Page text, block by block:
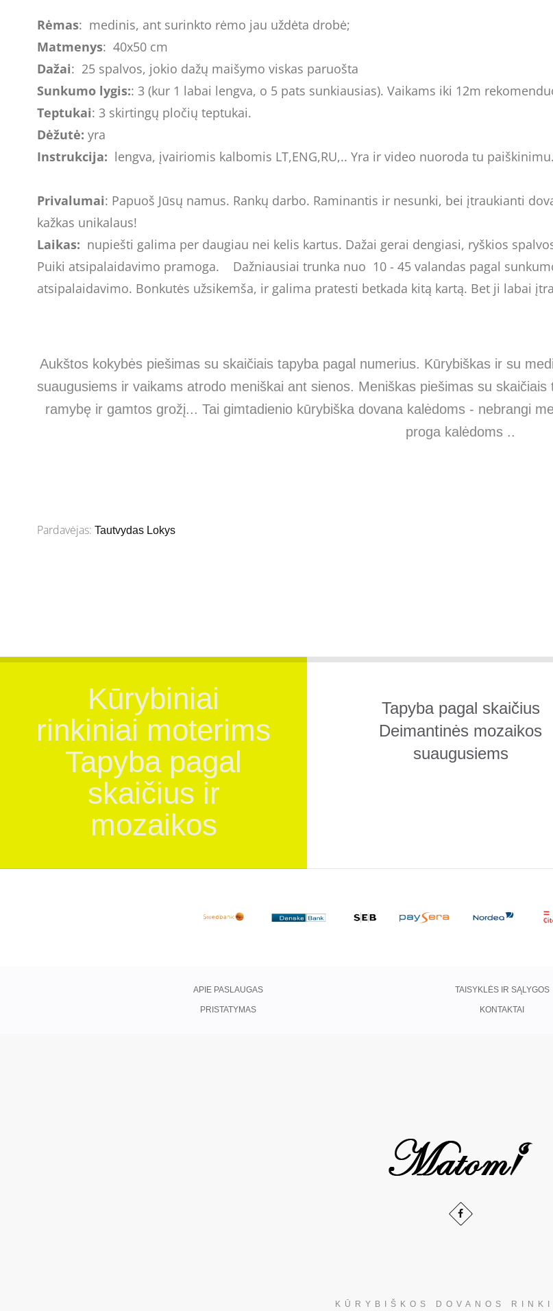
Rėmas: medinis, ant surinkto rėmo jau uždėta drobė;
Matmenys: 40x50 cm
Dažai: 25 spalvos, jokio dažų maišymo viskas paruošta
Sunkumo lygis:: 3 (kur 1 labai lengva, o 5 pats sunkiausias). Vaikams iki 12m
Teptukai: 3 skirtingų pločių teptukai.
Dėžutė: yra
Instrukcija: lengva, įvairiomis kalbomis LT,ENG,RU,.. Yra ir video nuoroda tu paiškinimu.
Privalumai: Papuoš Jūsų namus. Rankų darbo. Raminantis ir nesunki, bei įtraukianti
kažkas unikalaus!
Laikas: nupiešti galima per daugiau nei kelis kartus. Dažai gerai dengiasi, ryškios
Puiki atsipalaidavimo pramoga. Dažniausiai trunka nuo 10 - 45 valandas pagal
atsipalaidavimo. Bonkutės užsikemša, ir galima pratesti betkada kitą kartą. Bet ji labai
Aukštos kokybės piešimas su skaičiais tapyba pagal numerius. Kūrybiškas ir su
suaugusiems ir vaikams atrodo meniškai ant sienos. Meniškas piešimas su
ramybę ir gamtos grožį... Tai gimtadienio kūrybiška dovana kalėdoms - nebrangi
proga kalėdoms ..
Pardavėjas: Tautvydas Lokys
Kūrybiniai
rinkiniai moterims
Tapyba pagal
skaičius ir
mozaikos
Tapyba pagal skaičius
Deimantinės mozaikos
suaugusiems
APIE PASLAUGAS
PRISTATYMAS
TAISYKLĖS IR SĄLYGOS
KONTAKTAI
KŪRYBIŠKOS DOVANOS